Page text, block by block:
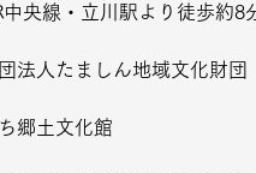
央線・立川駅より徒歩約8
法人たましん地域文化財団
郷土文化館